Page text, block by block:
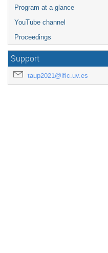
Program at a glance
YouTube channel
Proceedings
Support
taup2021@ific.uv.es